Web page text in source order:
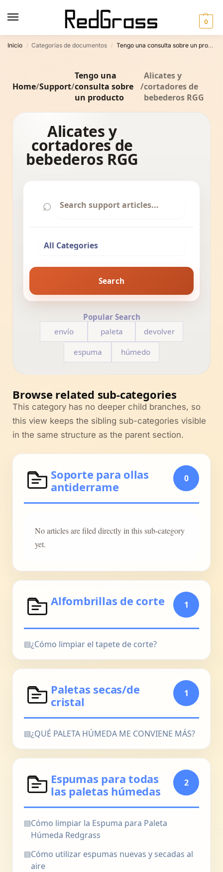
0
Inicio / Categorías de documentos / Tengo una consulta sobre un producto
Home/Support/
Tengo una
consulta sobre
un producto
/
Alicates y
cortadores de
bebederos RGG
Alicates y
cortadores de
bebederos RGG
⌕
Search
Popular Search
envío
paleta devolver
espuma húmedo
Browse related sub-categories
This category has no deeper child branches, so
this view keeps the sibling sub-categories visible
in the same structure as the parent section.
Soporte para ollas
antiderrame
0
No articles are filed directly in this sub-category
yet.
Alfombrillas de corte 1
▤¿Cómo limpiar el tapete de corte?
Paletas secas/de
cristal
1
▤¿QUÉ PALETA HÚMEDA ME CONVIENE MÁS?
Espumas para todas
las paletas húmedas
2
▤Cómo limpiar la Espuma para Paleta
Húmeda Redgrass
▤Cómo utilizar espumas nuevas y secadas al
aire